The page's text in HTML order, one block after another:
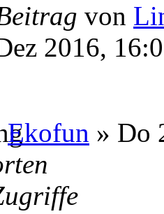
von
2016,
Ekofun » Do